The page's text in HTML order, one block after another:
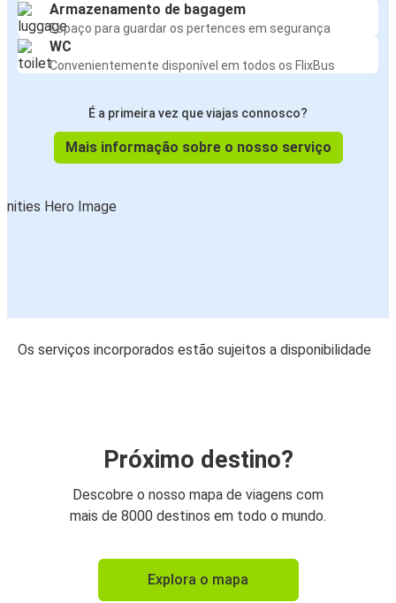
Armazenamento de bagagem
Espaço para guardar os pertences em segurança
WC
Convenientemente disponível em todos os FlixBus
É a primeira vez que viajas connosco?
Mais informação sobre o nosso serviço
Os serviços incorporados estão sujeitos a disponibilidade
Próximo destino?
Descobre o nosso mapa de viagens com
mais de 8000 destinos em todo o mundo.
Explora o mapa